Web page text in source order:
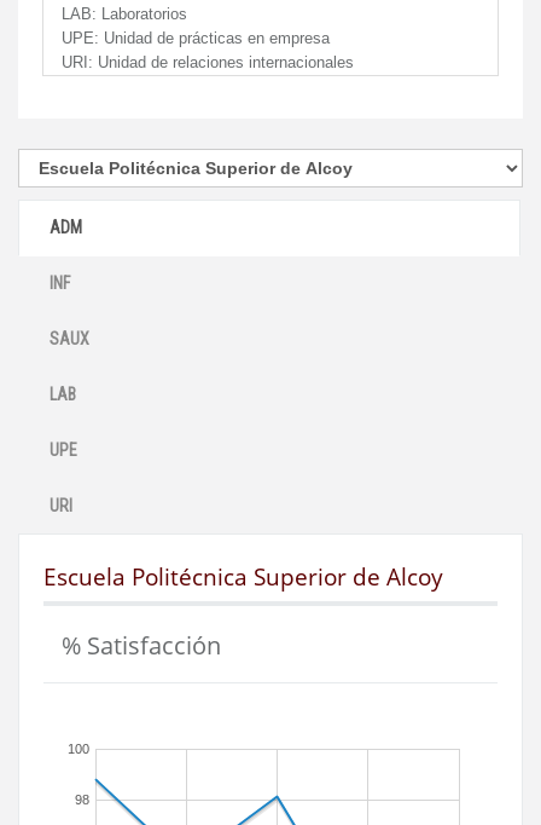
LAB: Laboratorios
UPE: Unidad de prácticas en empresa
URI: Unidad de relaciones internacionales
ADM
INF
SAUX
LAB
UPE
URI
Escuela Politécnica Superior de Alcoy
% Satisfacción
98
100